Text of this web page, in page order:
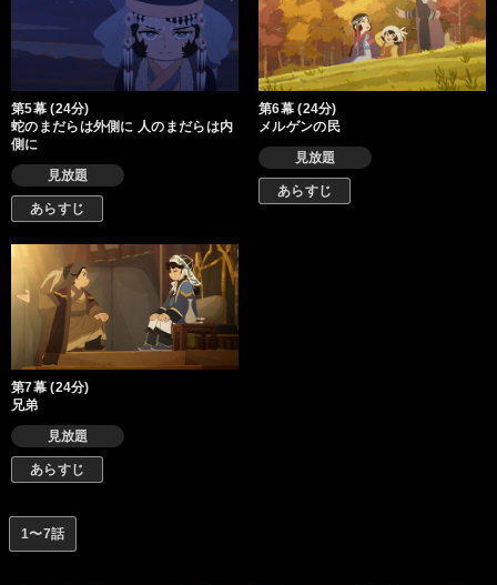
第5幕 (24分)
蛇のまだらは外側に 人のまだらは内
側に
見放題
あらすじ
第6幕 (24分)
メルゲンの民
見放題
あらすじ
第7幕 (24分)
兄弟
見放題
あらすじ
1〜7話